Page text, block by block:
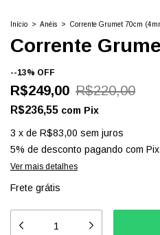
Início > Anéis > Corrente Grumet 70cm
Corrente
--13% OFF
R$249,00 R$220,00
R$236,55 com Pix
3 x de R$83,00 sem juros
5% de desconto pagando com Pix
Ver mais detalhes
Frete grátis